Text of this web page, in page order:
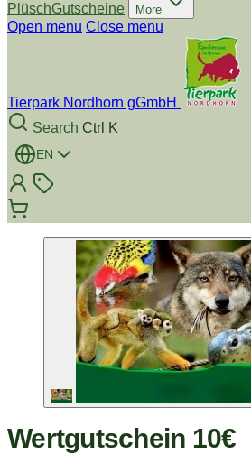
PlüschGutscheine More
Open menu Close menu
Tierpark Nordhorn gGmbH
Search Ctrl K
EN
Wertgutschein 10€